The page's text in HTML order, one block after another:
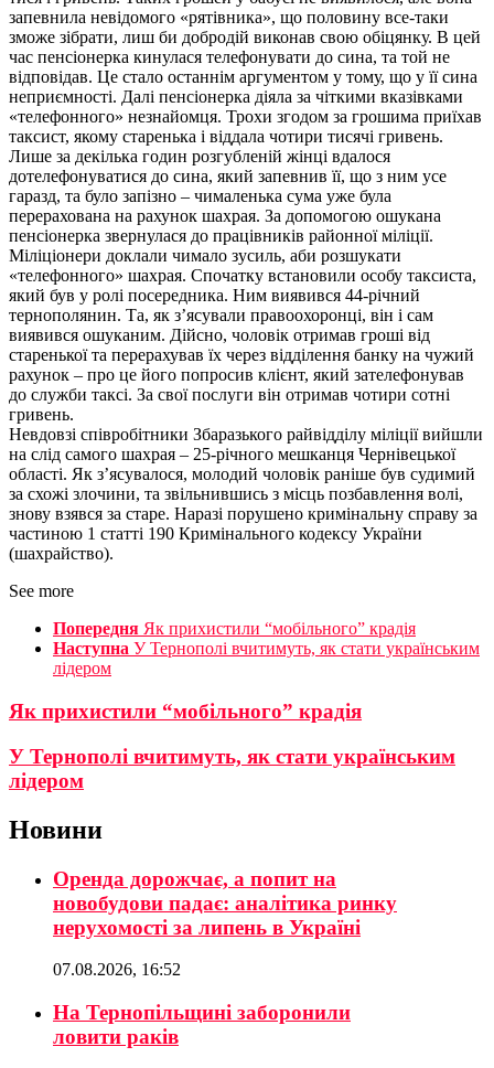
запевнила невідомого «рятівника», що половину все-таки
зможе зібрати, лиш би добродій виконав свою обіцянку. В цей
час пенсіонерка кинулася телефонувати до сина, та той не
відповідав. Це стало останнім аргументом у тому, що у її сина
неприємності. Далі пенсіонерка діяла за чіткими вказівками
«телефонного» незнайомця. Трохи згодом за грошима приїхав
таксист, якому старенька і віддала чотири тисячі гривень.
Лише за декілька годин розгубленій жінці вдалося
дотелефонуватися до сина, який запевнив її, що з ним усе
гаразд, та було запізно – чималенька сума уже була
перерахована на рахунок шахрая. За допомогою ошукана
пенсіонерка звернулася до працівників районної міліції.
Міліціонери доклали чимало зусиль, аби розшукати
«телефонного» шахрая. Спочатку встановили особу таксиста,
який був у ролі посередника. Ним виявився 44-річний
тернополянин. Та, як з’ясували правоохоронці, він і сам
виявився ошуканим. Дійсно, чоловік отримав гроші від
старенької та перерахував їх через відділення банку на чужий
рахунок – про це його попросив клієнт, який зателефонував
до служби таксі. За свої послуги він отримав чотири сотні
гривень.
Невдовзі співробітники Збаразького райвідділу міліції вийшли
на слід самого шахрая – 25-річного мешканця Чернівецької
області. Як з’ясувалося, молодий чоловік раніше був судимий
за схожі злочини, та звільнившись з місць позбавлення волі,
знову взявся за старе. Наразі порушено кримінальну справу за
частиною 1 статті 190 Кримінального кодексу України
(шахрайство).
See more
Попередня Як прихистили “мобільного” крадія
Наступна У Тернополі вчитимуть, як стати українським
лідером
Як прихистили “мобільного” крадія
У Тернополі вчитимуть, як стати українським
лідером
Новини
Оренда дорожчає, а попит на
новобудови падає: аналітика ринку
нерухомості за липень в Україні
07.08.2026, 16:52
На Тернопільщині заборонили
ловити раків